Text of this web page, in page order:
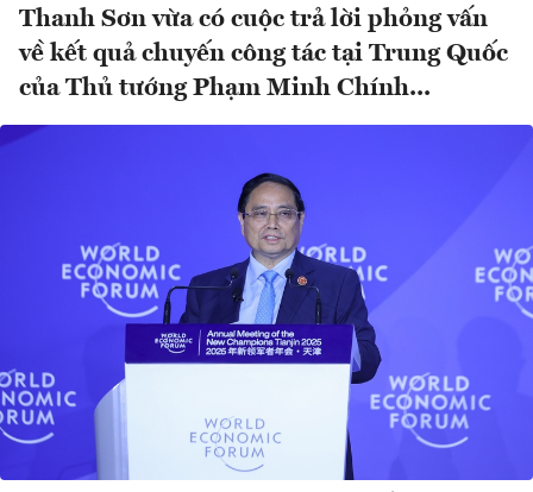
Thanh Sơn vừa có cuộc trả lời phỏng vấn
về kết quả chuyến công tác tại Trung Quốc
của Thủ tướng Phạm Minh Chính...